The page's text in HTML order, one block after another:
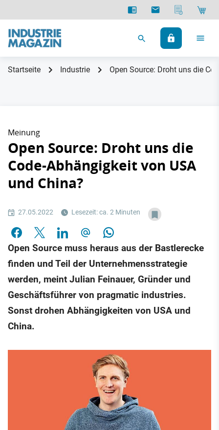
Startseite Industrie Open Source: Droht uns die
Meinung
Open Source: Droht uns die
Code-Abhängigkeit von USA
und China?
27.05.2022 Lesezeit: ca. 2 Minuten
Open Source muss heraus aus der Bastlerecke
finden und Teil der Unternehmensstrategie
werden, meint Julian Feinauer, Gründer und
Geschäftsführer von pragmatic industries.
Sonst drohen Abhängigkeiten von USA und
China.